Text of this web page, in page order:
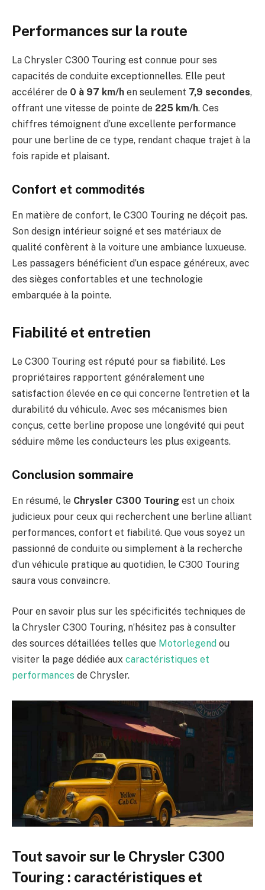
Performances sur la route
La Chrysler C300 Touring est connue pour ses
capacités de conduite exceptionnelles. Elle peut
accélérer de 0 à 97 km/h en seulement 7,9 secondes,
offrant une vitesse de pointe de 225 km/h. Ces
chiffres témoignent d’une excellente performance
pour une berline de ce type, rendant chaque trajet à la
fois rapide et plaisant.
Confort et commodités
En matière de confort, le C300 Touring ne déçoit pas.
Son design intérieur soigné et ses matériaux de
qualité confèrent à la voiture une ambiance luxueuse.
Les passagers bénéficient d’un espace généreux, avec
des sièges confortables et une technologie
embarquée à la pointe.
Fiabilité et entretien
Le C300 Touring est réputé pour sa fiabilité. Les
propriétaires rapportent généralement une
satisfaction élevée en ce qui concerne l’entretien et la
durabilité du véhicule. Avec ses mécanismes bien
conçus, cette berline propose une longévité qui peut
séduire même les conducteurs les plus exigeants.
Conclusion sommaire
En résumé, le Chrysler C300 Touring est un choix
judicieux pour ceux qui recherchent une berline alliant
performances, confort et fiabilité. Que vous soyez un
passionné de conduite ou simplement à la recherche
d’un véhicule pratique au quotidien, le C300 Touring
saura vous convaincre.
Pour en savoir plus sur les spécificités techniques de
la Chrysler C300 Touring, n’hésitez pas à consulter
des sources détaillées telles que Motorlegend ou
visiter la page dédiée aux caractéristiques et
performances de Chrysler.
Tout savoir sur le Chrysler C300
Touring : caractéristiques et